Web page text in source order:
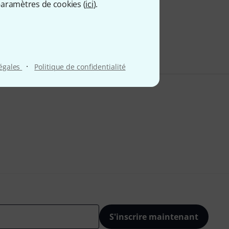
de cookies (ici).
· Politique de confidentialité
S'inscrire maintenant